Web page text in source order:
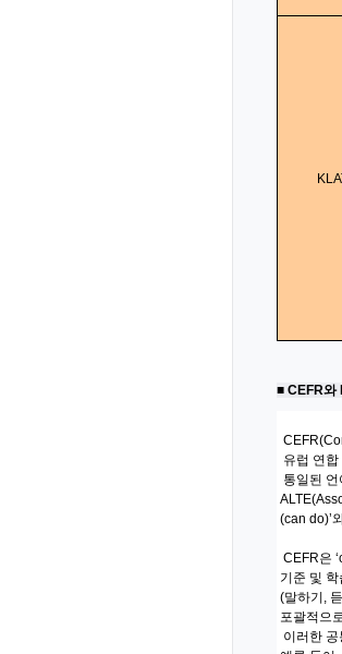
■ CEFR와
유럽 연
통일된
(can do)’
CEFR은
기준 및
(말하기,
포괄적으
이러한